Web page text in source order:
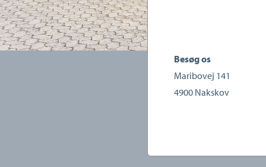
Besøg os
Maribovej 141
4900 Nakskov